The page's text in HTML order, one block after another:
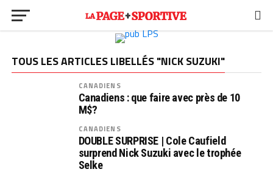
TOUS LES ARTICLES LIBELLÉS "NICK SUZUKI"
CANADIENS
Canadiens : que faire avec près de 10
M$?
CANADIENS
DOUBLE SURPRISE | Cole Caufield
surprend Nick Suzuki avec le trophée
Selke